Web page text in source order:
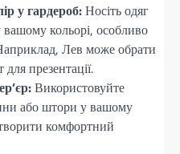
у гардероб:Носіть одяг
вашому кольорі, особливо
Лев може обрати
презентації.
Використовуйте
або штори у вашому
комфортний